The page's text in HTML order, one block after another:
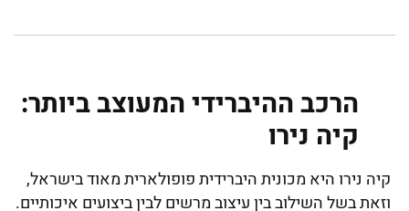
הרכב ההיברידי המעוצב ביותר:
קיה נירו
קיה נירו היא מכונית היברידית פופולארית מאוד בישראל,
וזאת בשל השילוב בין עיצוב מרשים לבין ביצועים איכותיים.